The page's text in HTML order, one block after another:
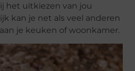
het uitkiezen van jou
kan je net als veel anderen
je keuken of woonkamer.